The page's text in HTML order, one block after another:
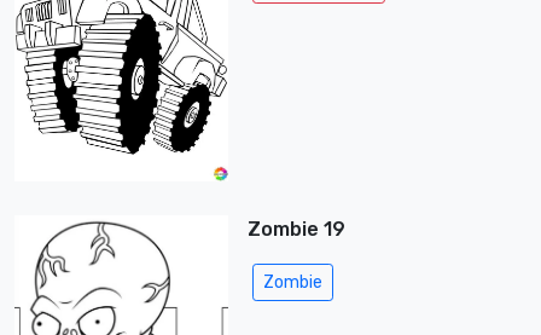
Zombie 19
Zombie